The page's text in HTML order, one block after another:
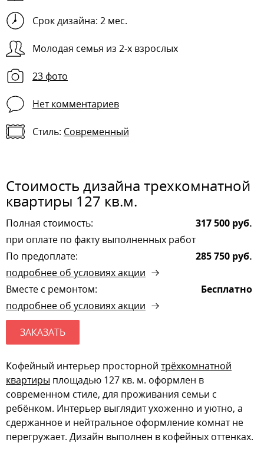
Срок дизайна: 2 мес.
Молодая семья из 2-х взрослых
23 фото
Нет комментариев
Стиль: Современный
Стоимость дизайна трехкомнатной
квартиры 127 кв.м.
Полная стоимость:
317 500 руб.
при оплате по факту выполненных работ
По предоплате:
285 750 руб.
подробнее об условиях акции
Вместе с ремонтом:
Бесплатно
подробнее об условиях акции
ЗАКАЗАТЬ
Кофейный интерьер просторной трёхкомнатной
квартиры площадью 127 кв. м. оформлен в
современном стиле, для проживания семьи с
ребёнком. Интерьер выглядит ухоженно и уютно, а
сдержанное и нейтральное оформление комнат не
перегружает. Дизайн выполнен в кофейных оттенках.